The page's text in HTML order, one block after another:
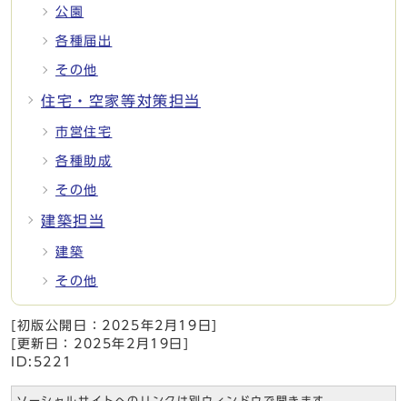
公園
各種届出
その他
住宅・空家等対策担当
市営住宅
各種助成
その他
建築担当
建築
その他
[初版公開日： 2025年2月19日
[更新日： 2025年2月19日
ID:5221